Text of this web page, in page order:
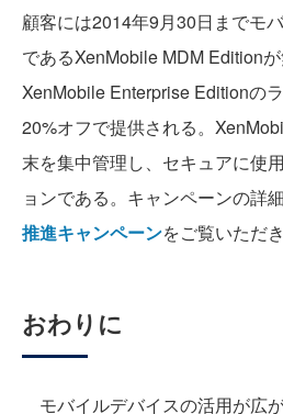
顧客には2014年9月30日までモ
であるXenMobile MDM Edition
XenMobile Enterprise Editionの
20%オフで提供される。
末を集中管理し、セキュアに使
ョンである。 キャンペーンの詳
推進キャンペーンをご覧いただ
おわりに
モバイルデバイスの活用が広